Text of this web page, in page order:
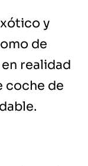
y
de
realidad
coche de